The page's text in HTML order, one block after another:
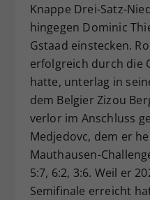
Knappe Drei-Satz-
hingegen Dominic
Gstaad einstecken.
erfolgreich durch die
hatte, unterlag in
dem Belgier Zizou
verlor im Anschluss
Medjedovc, dem er
Mauthausen-
5:7, 6:2, 3:6. Weil er
Semifinale erreicht